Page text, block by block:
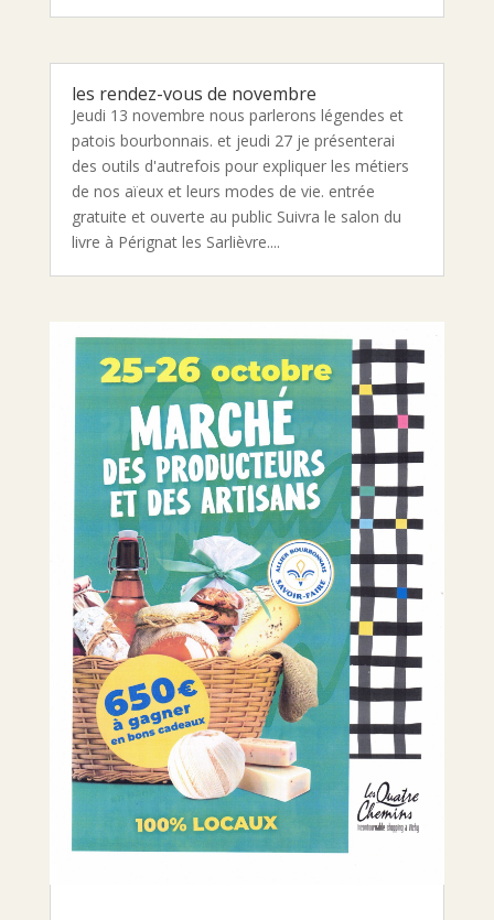
les rendez-vous de novembre
Jeudi 13 novembre nous parlerons légendes et
patois bourbonnais. et jeudi 27 je présenterai
des outils d'autrefois pour expliquer les métiers
de nos aïeux et leurs modes de vie. entrée
gratuite et ouverte au public Suivra le salon du
livre à Pérignat les Sarlièvre....